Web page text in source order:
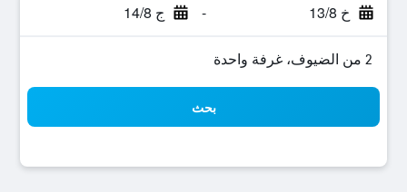
خ 13/8 - ج 14/8
2 من الضيوف، غرفة واحدة
بحث